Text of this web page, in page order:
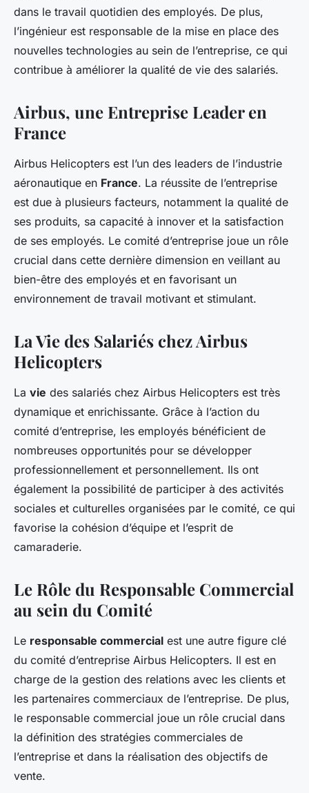
dans le travail quotidien des employés. De plus,
l’ingénieur est responsable de la mise en place des
nouvelles technologies au sein de l’entreprise, ce qui
contribue à améliorer la qualité de vie des salariés.
Airbus, une Entreprise Leader en
France
Airbus Helicopters est l’un des leaders de l’industrie
aéronautique en France. La réussite de l’entreprise
est due à plusieurs facteurs, notamment la qualité de
ses produits, sa capacité à innover et la satisfaction
de ses employés. Le comité d’entreprise joue un rôle
crucial dans cette dernière dimension en veillant au
bien-être des employés et en favorisant un
environnement de travail motivant et stimulant.
La Vie des Salariés chez Airbus
Helicopters
La vie des salariés chez Airbus Helicopters est très
dynamique et enrichissante. Grâce à l’action du
comité d’entreprise, les employés bénéficient de
nombreuses opportunités pour se développer
professionnellement et personnellement. Ils ont
également la possibilité de participer à des activités
sociales et culturelles organisées par le comité, ce qui
favorise la cohésion d’équipe et l’esprit de
camaraderie.
Le Rôle du Responsable Commercial
au sein du Comité
Le responsable commercial est une autre figure clé
du comité d’entreprise Airbus Helicopters. Il est en
charge de la gestion des relations avec les clients et
les partenaires commerciaux de l’entreprise. De plus,
le responsable commercial joue un rôle crucial dans
la définition des stratégies commerciales de
l’entreprise et dans la réalisation des objectifs de
vente.